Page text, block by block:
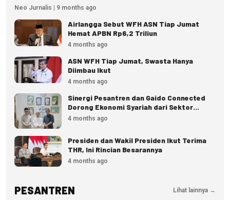
Neo Jurnalis | 9 months ago
Airlangga Sebut WFH ASN Tiap Jumat
Hemat APBN Rp6,2 Triliun
4 months ago
ASN WFH Tiap Jumat, Swasta Hanya
Diimbau Ikut
4 months ago
Sinergi Pesantren dan Gaido Connected
Dorong Ekonomi Syariah dari Sektor
Pangan
4 months ago
Presiden dan Wakil Presiden Ikut Terima
THR, Ini Rincian Besarannya
4 months ago
PESANTREN Lihat lainnya →